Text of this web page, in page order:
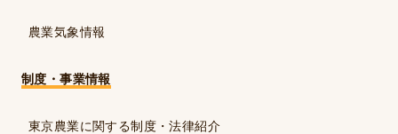
農業気象情報
制度・事業情報
東京農業に関する制度・法律紹介